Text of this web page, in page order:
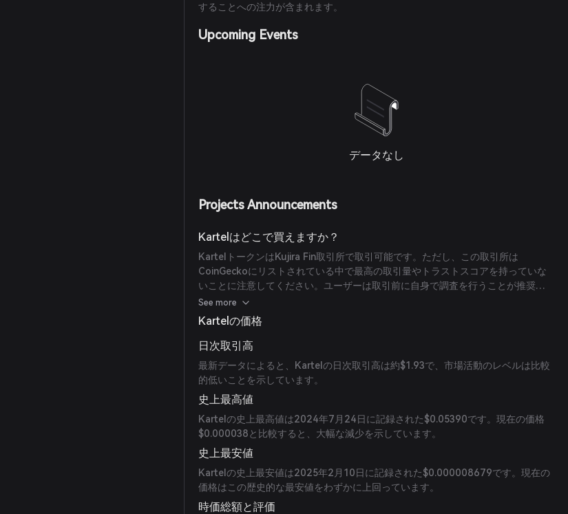
することへの注力が含まれます。
Upcoming Events
データなし
Projects Announcements
Kartelはどこで買えますか？
KartelトークンはKujira Fin取引所で取引可能です。ただし、この取引所は
CoinGeckoにリストされている中で最高の取引量やトラストスコアを持っていな
いことに注意してください。ユーザーは取引前に自身で調査を行うことが推奨さ
れます。
See more
Kartelの価格
日次取引高
最新データによると、Kartelの日次取引高は約$1.93で、市場活動のレベルは比較
的低いことを示しています。
史上最高値
Kartelの史上最高値は2024年7月24日に記録された$0.05390です。現在の価格
$0.000038と比較すると、大幅な減少を示しています。
史上最安値
Kartelの史上最安値は2025年2月10日に記録された$0.000008679です。現在の
価格はこの歴史的な最安値をわずかに上回っています。
時価総額と評価